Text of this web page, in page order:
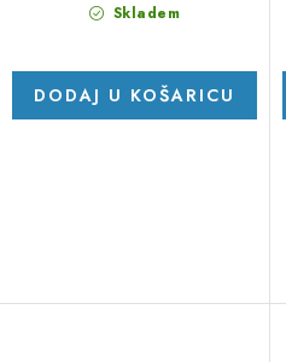
a
Skladem
DODAJ U KOŠARICU